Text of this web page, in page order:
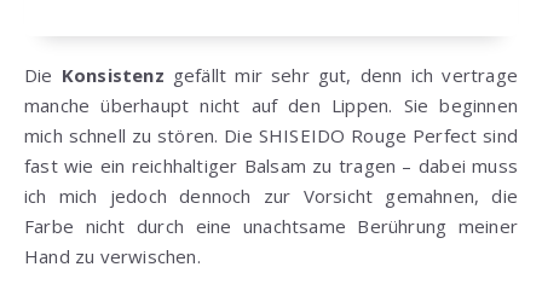
Die Konsistenz gefällt mir sehr gut, denn ich vertrage
manche überhaupt nicht auf den Lippen. Sie beginnen
mich schnell zu stören. Die SHISEIDO Rouge Perfect sind
fast wie ein reichhaltiger Balsam zu tragen – dabei muss
ich mich jedoch dennoch zur Vorsicht gemahnen, die
Farbe nicht durch eine unachtsame Berührung meiner
Hand zu verwischen.